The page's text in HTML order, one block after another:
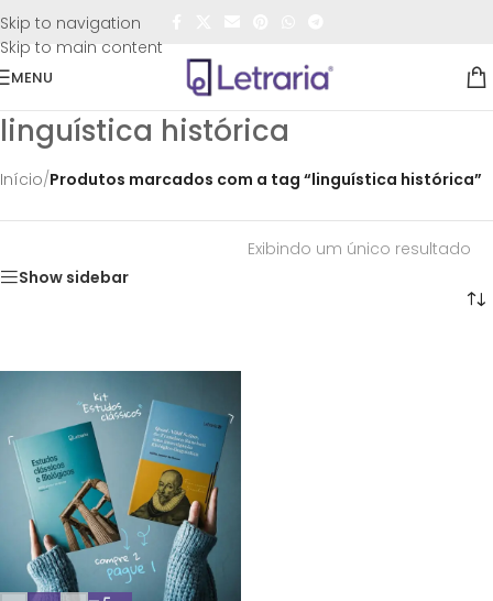
Skip to navigation
Skip to main content
FRETE GRÁTIS
MENU
linguística histórica
Início/Produtos marcados com a tag “linguística histórica”
Show sidebar
Exibindo um único resultado